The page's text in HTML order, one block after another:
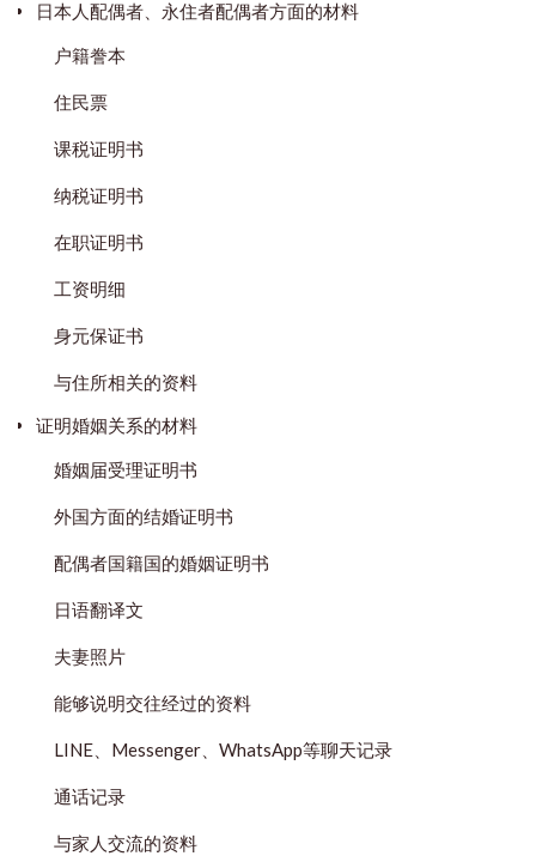
日本人配偶者、永住者配偶者方面的材料
户籍誊本
住民票
课税证明书
纳税证明书
在职证明书
工资明细
身元保证书
与住所相关的资料
证明婚姻关系的材料
婚姻届受理证明书
外国方面的结婚证明书
配偶者国籍国的婚姻证明书
日语翻译文
夫妻照片
能够说明交往经过的资料
LINE、Messenger、WhatsApp等聊天记录
通话记录
与家人交流的资料